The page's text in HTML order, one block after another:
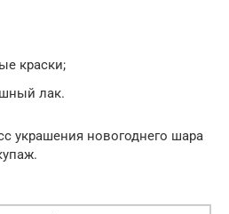
краски;
лак.
украшения новогоднего шара